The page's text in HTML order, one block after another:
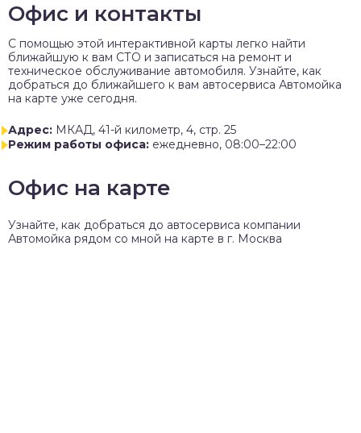
Офис и контакты
C помощью этой интерактивной карты легко найти
ближайшую к вам СТО и записаться на ремонт и
техническое обслуживание автомобиля. Узнайте, как
добраться до ближайшего к вам автосервиса Автомойка
на карте уже сегодня.
Адрес: МКАД, 41-й километр, 4, стр. 25
Режим работы офиса: ежедневно, 08:00–22:00
Офис на карте
Узнайте, как добраться до автосервиса компании
Автомойка рядом со мной на карте в г. Москва